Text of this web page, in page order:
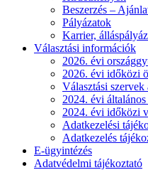
Beszerzés –
Pályázatok
Karrier,
Választási információk
2026. évi
2026. évi időközi
Választási szervek
2024. évi
2024. évi időközi
Adatkezelési
Adatkezelés
E-ügyintézés
Adatvédelmi tájékoztató